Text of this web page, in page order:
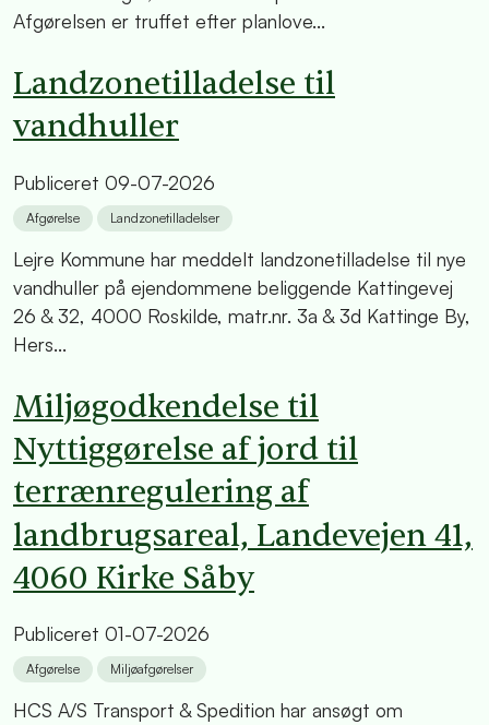
Afgørelsen er truffet efter planlove...
Landzonetilladelse til
vandhuller
Publiceret 09-07-2026
Afgørelse Landzonetilladelser
Lejre Kommune har meddelt landzonetilladelse til nye
vandhuller på ejendommene beliggende Kattingevej
26 & 32, 4000 Roskilde, matr.nr. 3a & 3d Kattinge By,
Hers...
Miljøgodkendelse til
Nyttiggørelse af jord til
terrænregulering af
landbrugsareal, Landevejen 41,
4060 Kirke Såby
Publiceret 01-07-2026
Afgørelse Miljøafgørelser
HCS A/S Transport & Spedition har ansøgt om